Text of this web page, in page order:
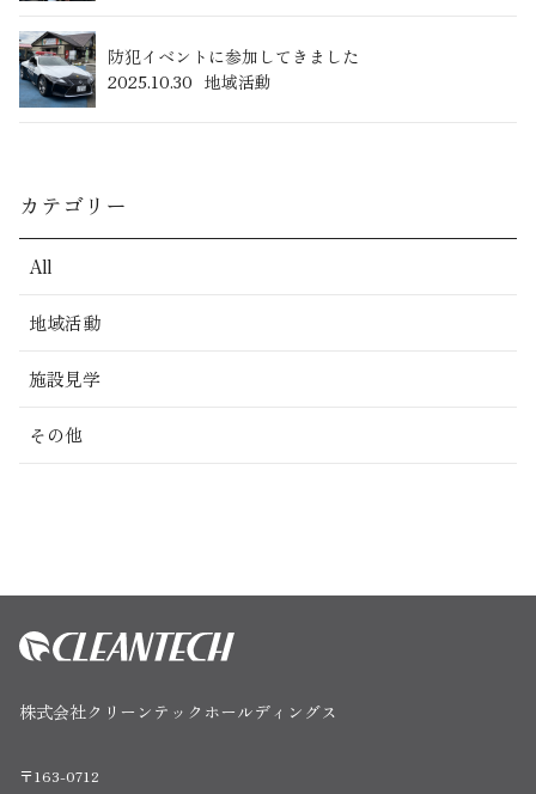
防犯イベントに参加してきました
2025.10.30 地域活動
カテゴリー
All
地域活動
施設見学
その他
株式会社クリーンテックホールディングス
〒163-0712